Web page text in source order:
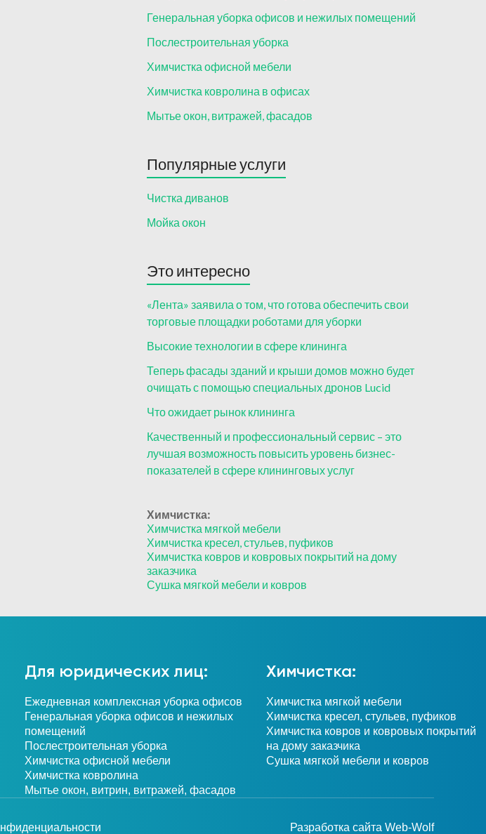
Генеральная уборка офисов и нежилых помещений
Послестроительная уборка
Химчистка офисной мебели
Химчистка ковролина в офисах
Мытье окон, витражей, фасадов
Популярные услуги
Чистка диванов
Мойка окон
Это интересно
«Лента» заявила о том, что готова обеспечить свои
торговые площадки роботами для уборки
Высокие технологии в сфере клининга
Теперь фасады зданий и крыши домов можно будет
очищать с помощью специальных дронов Lucid
Что ожидает рынок клининга
Качественный и профессиональный сервис – это
лучшая возможность повысить уровень бизнес-
показателей в сфере клининговых услуг
Химчистка:
Химчистка мягкой мебели
Химчистка кресел, стульев, пуфиков
Химчистка ковров и ковровых покрытий на дому
заказчика
Сушка мягкой мебели и ковров
Для юридических лиц:
Ежедневная комплексная уборка офисов
Генеральная уборка офисов и нежилых
помещений
Послестроительная уборка
Химчистка офисной мебели
Химчистка ковролина
Мытье окон, витрин, витражей, фасадов
Химчистка:
Химчистка мягкой мебели
Химчистка кресел, стульев, пуфиков
Химчистка ковров и ковровых покрытий
на дому заказчика
Сушка мягкой мебели и ковров
Разработка сайта Web-Wolf